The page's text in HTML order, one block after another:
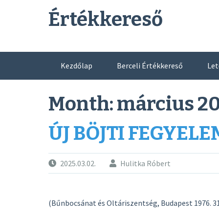
Értékkereső
Kezdőlap Berceli Értékkereső
Month:március
ÚJ BÖJTI
2025.03.02. Hulitka Róbert
(Bűnbocsánat és Oltáriszentség, Budapest 1976.